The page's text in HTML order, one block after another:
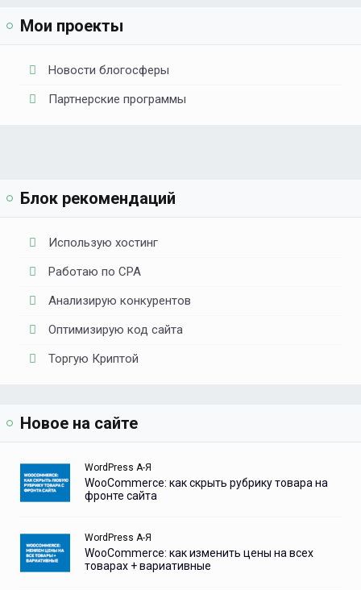
Мои проекты
Новости блогосферы
Партнерские программы
Блок рекомендаций
Использую хостинг
Работаю по CPA
Анализирую конкурентов
Оптимизирую код сайта
Торгую Криптой
Новое на сайте
WordPress А-Я
WooCommerce: как скрыть рубрику товара на
фронте сайта
WordPress А-Я
WooCommerce: как изменить цены на всех
товарах + вариативные